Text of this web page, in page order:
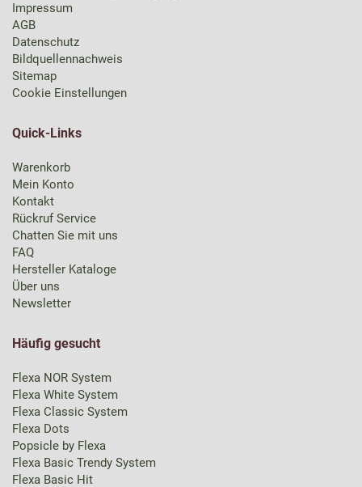
Impressum
AGB
Datenschutz
Bildquellennachweis
Sitemap
Cookie Einstellungen
Quick-Links
Warenkorb
Mein Konto
Kontakt
Rückruf Service
Chatten Sie mit uns
FAQ
Hersteller Kataloge
Über uns
Newsletter
Häufig gesucht
Flexa NOR System
Flexa White System
Flexa Classic System
Flexa Dots
Popsicle by Flexa
Flexa Basic Trendy System
Flexa Basic Hit